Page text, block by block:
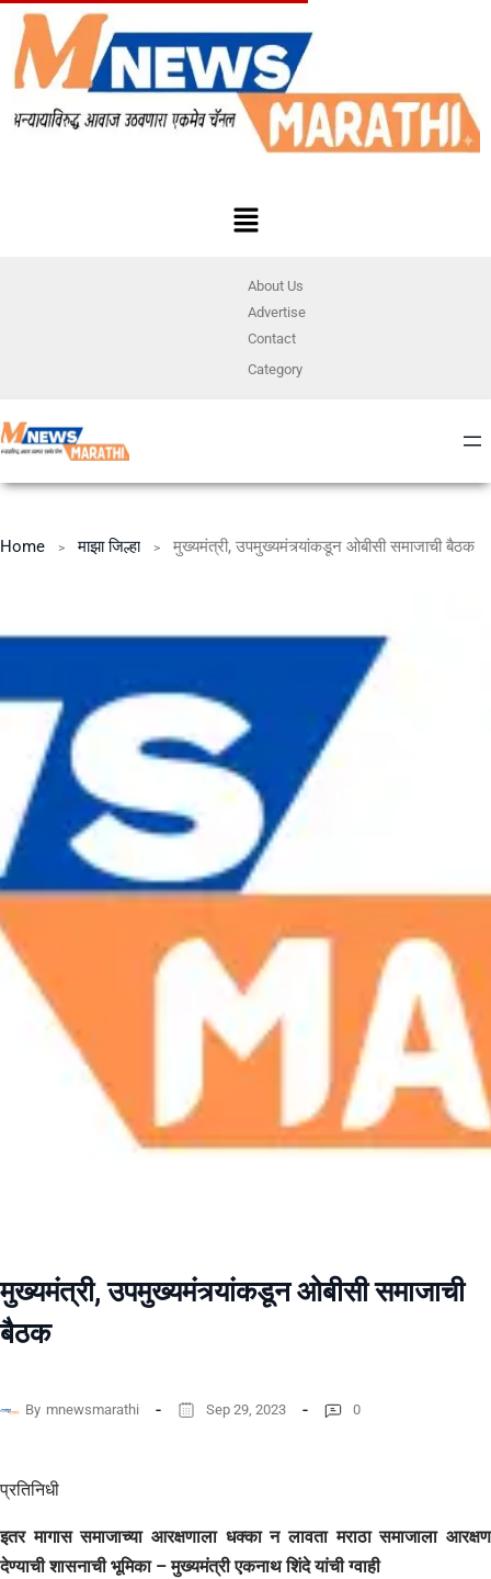
About Us
Advertise
Contact
Category
Home माझा जिल्हा मुख्यमंत्री, उपमुख्यमंत्र्यांकडून ओबीसी समाजाची बैठक
मुख्यमंत्री, उपमुख्यमंत्र्यांकडून ओबीसी समाजाची
बैठक
By mnewsmarathi Sep 29, 2023 0
प्रतिनिधी
इतर मागास समाजाच्या आरक्षणाला धक्का न लावता मराठा समाजाला आरक्षण
देण्याची शासनाची भूमिका – मुख्यमंत्री एकनाथ शिंदे यांची ग्वाही